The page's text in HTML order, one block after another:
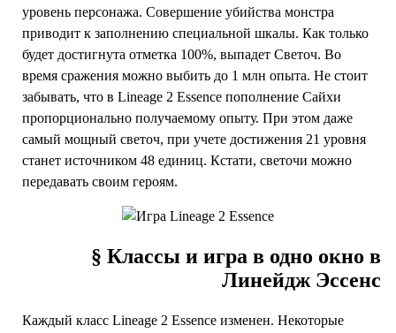
уровень персонажа. Совершение убийства монстра
приводит к заполнению специальной шкалы. Как только
будет достигнута отметка 100%, выпадет Светоч. Во
время сражения можно выбить до 1 млн опыта. Не стоит
забывать, что в Lineage 2 Essence пополнение Сайхи
пропорционально получаемому опыту. При этом даже
самый мощный светоч, при учете достижения 21 уровня
станет источником 48 единиц. Кстати, светочи можно
передавать своим героям.
§ Классы и игра в одно окно в
Линейдж Эссенс
Каждый класс Lineage 2 Essence изменен. Некоторые